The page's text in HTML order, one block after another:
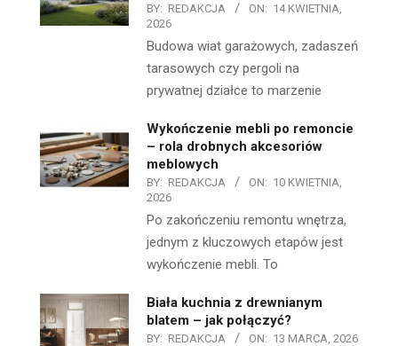
BY: REDAKCJA ON: 14 KWIETNIA,
2026
Budowa wiat garażowych, zadaszeń
tarasowych czy pergoli na
prywatnej działce to marzenie
Wykończenie mebli po remoncie
– rola drobnych akcesoriów
meblowych
BY: REDAKCJA ON: 10 KWIETNIA,
2026
Po zakończeniu remontu wnętrza,
jednym z kluczowych etapów jest
wykończenie mebli. To
Biała kuchnia z drewnianym
blatem – jak połączyć?
BY: REDAKCJA ON: 13 MARCA, 2026